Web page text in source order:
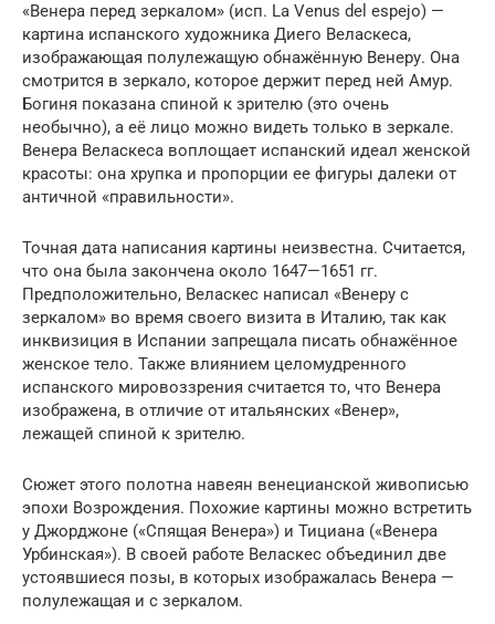
«Венера перед зеркалом» (исп. La Venus del espejo) —
картина испанского художника Диего Веласкеса,
изображающая полулежащую обнажённую Венеру. Она
смотрится в зеркало, которое держит перед ней Амур.
Богиня показана спиной к зрителю (это очень
необычно), а её лицо можно видеть только в зеркале.
Венера Веласкеса воплощает испанский идеал женской
красоты: она хрупка и пропорции ее фигуры далеки от
античной «правильности».
Точная дата написания картины неизвестна. Считается,
что она была закончена около 1647—1651 гг.
Предположительно, Веласкес написал «Венеру с
зеркалом» во время своего визита в Италию, так как
инквизиция в Испании запрещала писать обнажённое
женское тело. Также влиянием целомудренного
испанского мировоззрения считается то, что Венера
изображена, в отличие от итальянских «Венер»,
лежащей спиной к зрителю.
Сюжет этого полотна навеян венецианской живописью
эпохи Возрождения. Похожие картины можно встретить
у Джорджоне («Спящая Венера») и Тициана («Венера
Урбинская»). В своей работе Веласкес объединил две
устоявшиеся позы, в которых изображалась Венера —
полулежащая и с зеркалом.